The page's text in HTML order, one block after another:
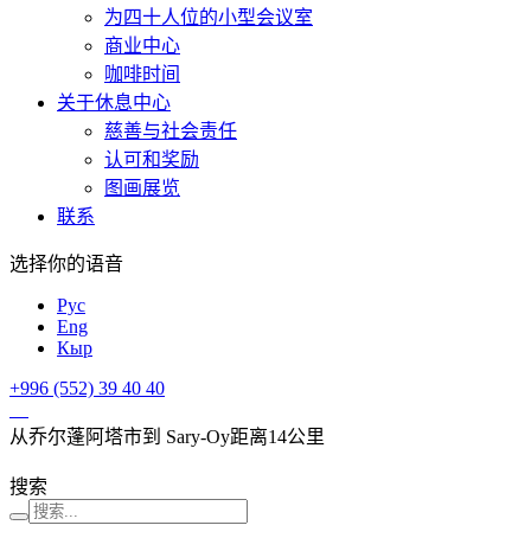
为四十人位的小型会议室
商业中心
咖啡时间
关于休息中心
慈善与社会责任
认可和奖励
图画展览
联系
选择你的语音
Рус
Eng
Кыр
+996 (552) 39 40 40
从乔尔蓬阿塔市到 Sary-Oy距离14公里
搜索